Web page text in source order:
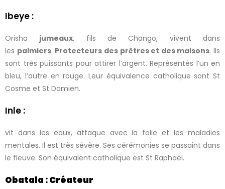
Ibeye :
Orisha jumeaux, fils de Chango, vivent dans
les palmiers. Protecteurs des prêtres et des maisons. Ils
sont très puissants pour attirer l’argent. Représentés l’un en
bleu, l’autre en rouge. Leur équivalence catholique sont St
Cosme et St Damien.
Inle :
vit dans les eaux, attaque avec la folie et les maladies
mentales. Il est très sévère. Ses cérémonies se passaint dans
le fleuve. Son équivalent catholique est St Raphaël.
Obatala : Créateur